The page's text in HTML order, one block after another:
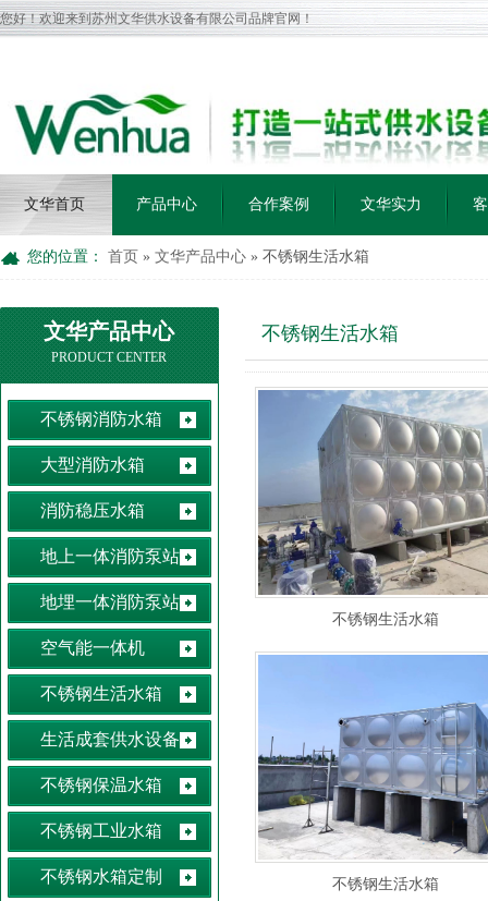
您好！欢迎来到苏州文华供水设备有限公司品牌官网！
文华首页 产品中心 合作案例 文华实力
您的位置： 首页 » 文华产品中心 » 不锈钢生活水箱
文华产品中心
PRODUCT CENTER
不锈钢消防水箱
大型消防水箱
消防稳压水箱
地上一体消防泵站
地埋一体消防泵站
空气能一体机
不锈钢生活水箱
生活成套供水设备
不锈钢保温水箱
不锈钢工业水箱
不锈钢水箱定制
不锈钢生活水箱
不锈钢生活水箱
不锈钢生活水箱